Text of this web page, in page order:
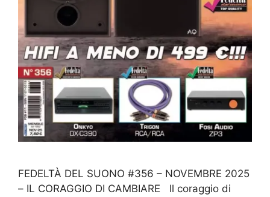
FEDELTÀ DEL SUONO #356 – NOVEMBRE 2025
– IL CORAGGIO DI CAMBIARE Il coraggio di